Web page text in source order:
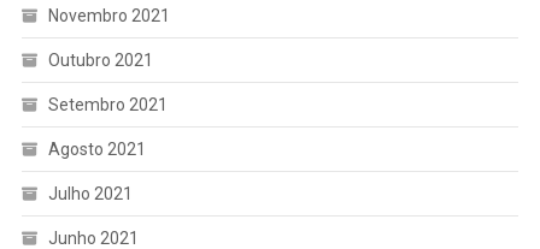
Novembro 2021
Outubro 2021
Setembro 2021
Agosto 2021
Julho 2021
Junho 2021